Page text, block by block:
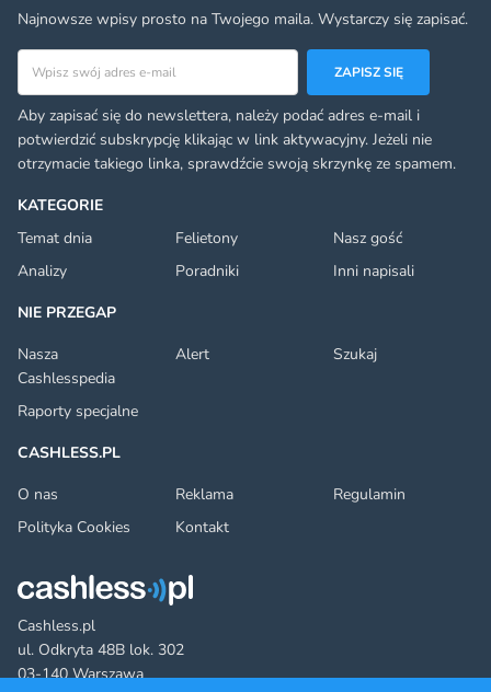
Cashless.pl
ul. Odkryta 48B lok. 302
03-140 Warszawa
KATEGORIE
Temat dnia
Felietony
Nasz gość
Analizy
Poradniki
Inni napisali
NIE PRZEGAP
Nasza
Cashlesspedia
Alert Szukaj
Raporty specjalne
CASHLESS.PL
O nas
Reklama
Regulamin
Polityka Cookies
Kontakt
Najnowsze wpisy prosto na Twojego maila. Wystarczy się zapisać.
ZAPISZ SIĘ
Aby zapisać się do newslettera, należy podać adres e-mail i
potwierdzić subskrypcję klikając w link aktywacyjny. Jeżeli nie
otrzymacie takiego linka, sprawdźcie swoją skrzynkę ze spamem.